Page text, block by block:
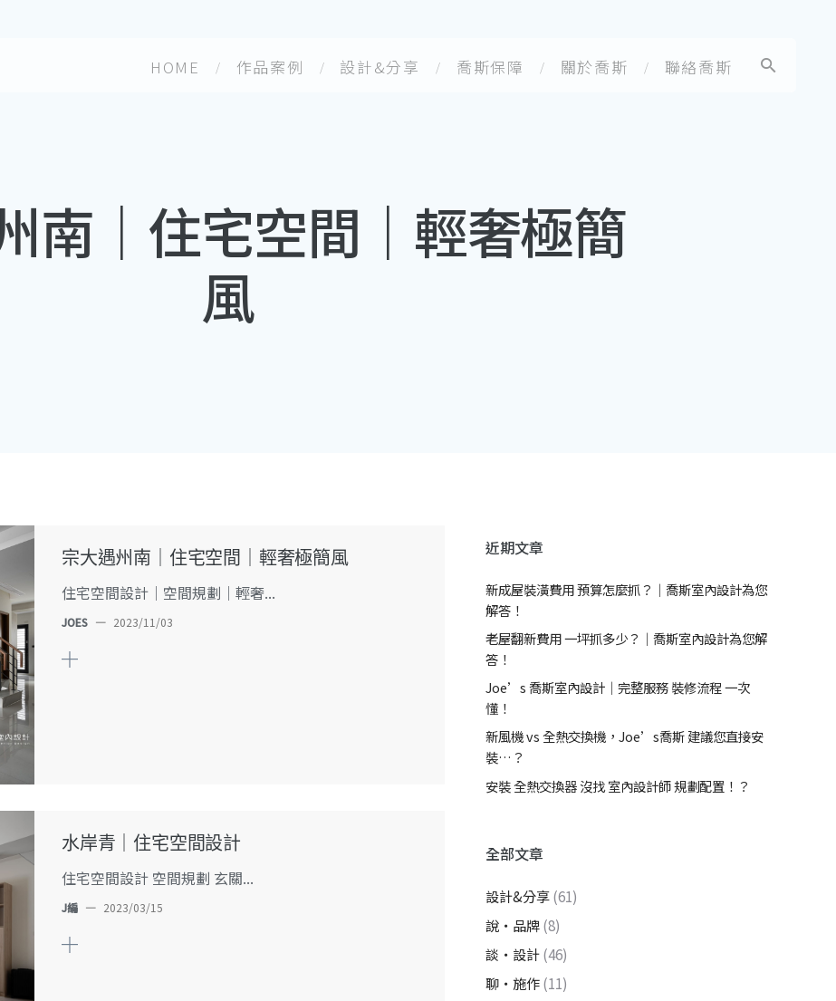
HOME 作品案例 設計&分享 喬斯保障 關於喬斯 聯絡喬斯
南｜住宅空間｜輕奢極簡
風
宗大遇州南｜住宅空間｜輕奢極簡風
住宅空間設計｜空間規劃｜輕奢...
JOES — 2023/11/03
水岸青｜住宅空間設計
住宅空間設計 空間規劃 玄關...
J編 — 2023/03/15
近期文章
新成屋裝潢費用 預算怎麼抓？｜喬斯室內設計為您
解答！
老屋翻新費用 一坪抓多少？｜喬斯室內設計為您解
答！
Joe’s 喬斯室內設計｜完整服務 裝修流程 一次
懂！
新風機 vs 全熱交換機，Joe’s喬斯 建議您直接安
裝…？
安裝 全熱交換器 沒找 室內設計師 規劃配置！？
全部文章
設計&分享(61)
說・品牌(8)
談・設計(46)
聊・施作(11)